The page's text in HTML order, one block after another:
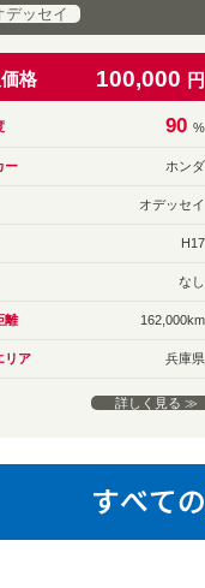
ッセイ
格 100,000 円
90 %
ー ホンダ
オデッセイ
H17
なし
離 162,000km
リア 兵庫県
詳しく見る ≫